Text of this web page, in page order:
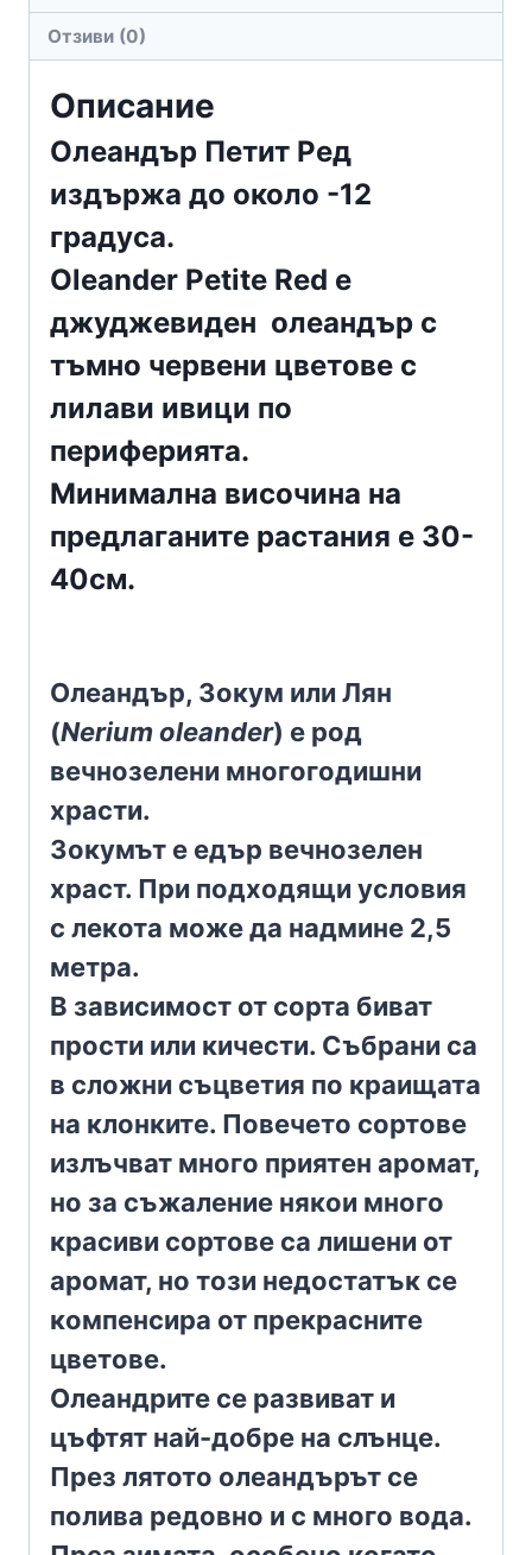
Отзиви (0)
Описание
Олеандър Петит Ред
издържа до около -12
градуса.
Oleander Petite Red е
джуджевиден олеандър с
тъмно червени цветове с
лилави ивици по
периферията.
Минимална височина на
предлаганите растания е 30-
40см.
Олеандър, Зокум или Лян
(Nerium oleander) е род
вечнозелени многогодишни
храсти.
Зокумът е едър вечнозелен
храст. При подходящи условия
с лекота може да надмине 2,5
метра.
В зависимост от сорта биват
прости или кичести. Събрани са
в сложни съцветия по краищата
на клонките. Повечето сортове
излъчват много приятен аромат,
но за съжаление някои много
красиви сортове са лишени от
аромат, но този недостатък се
компенсира от прекрасните
цветове.
Олеандрите се развиват и
цъфтят най-добре на слънце.
През лятото олеандърът се
полива редовно и с много вода.